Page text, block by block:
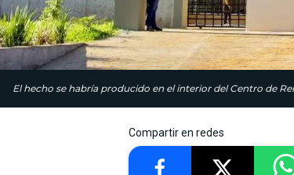
El hecho se habría producido en el interior del Centro de
Compartir en redes